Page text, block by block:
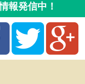
報発信中！